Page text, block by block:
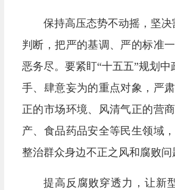
保持高压态势不动摇，坚
判断，把严的基调、严的标准
恶务尽。要紧盯“十五五”规划
手、肆意妄为的重点对象，严
正的市场环境、风清气正的营
产、食品药品安全等民生领域
整治群众身边不正之风和腐败问
提高反腐败穿透力，让新